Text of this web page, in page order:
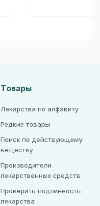
Товары
Лекарства по алфавиту
Редкие товары
Поиск по действующему
веществу
Производители
лекарственных средств
Проверить подлинность
лекарства